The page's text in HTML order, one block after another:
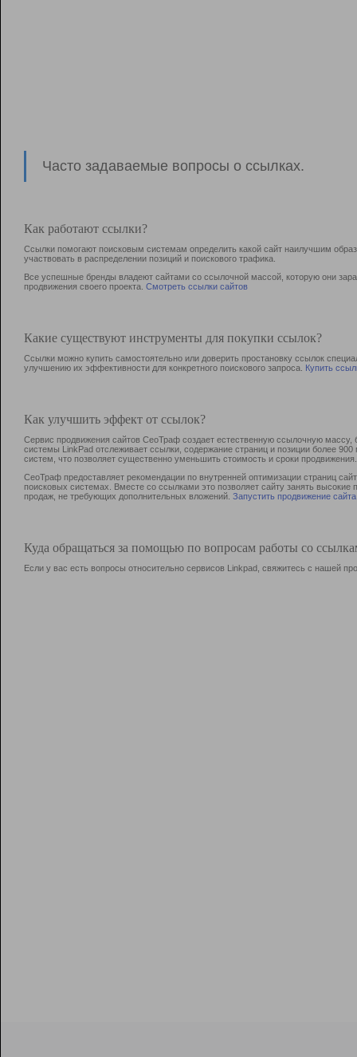
Часто задаваемые вопросы о ссылках.
Как работают ссылки?
Ссылки помогают поисковым системам определить какой сайт наилучшим
участвовать в раcпределении позиций и поискового трафика.
Все успешные бренды владеют сайтами со ссылочной массой, которую они
продвижения своего проекта. Смотреть ссылки сайтов
Какие существуют инструменты для покупки ссылок?
Ссылки можно купить самостоятельно или доверить простановку ссылок
улучшению их эффективности для конкретного поискового запроса. Купить
Как улучшить эффект от ссылок?
Сервис продвижения сайтов СеоТраф создает естественную ссылочную
системы LinkPad отслеживает ссылки, содержание страниц и позиции более
систем, что позволяет существенно уменьшить стоимость и сроки продвижения.
СеоТраф предоставляет рекомендации по внутренней оптимизации страниц
поисковых системах. Вместе со ссылками это позволяет сайту занять
продаж, не требующих дополнительных вложений. Запустить продвижение сайта
Куда обращаться за помощью по вопросам работы со
Если у вас есть вопросы относительно сервисов Linkpad, свяжитесь с нашей